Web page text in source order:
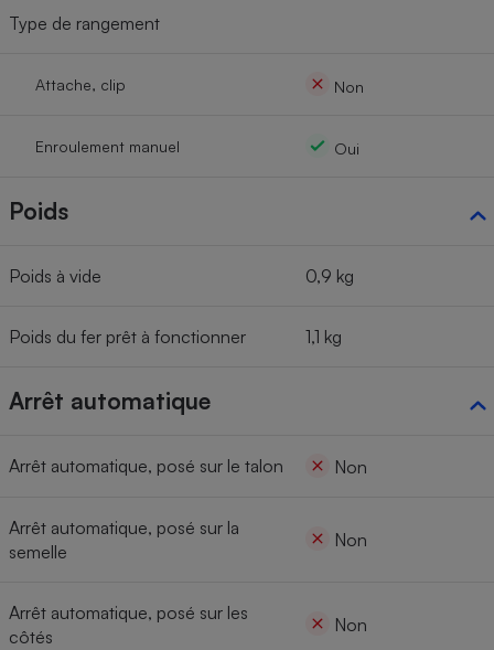
Type de rangement
Attache, clip Non
Enroulement manuel Oui
Poids
Poids à vide 0,9 kg
Poids du fer prêt à fonctionner 1,1 kg
Arrêt automatique
Arrêt automatique, posé sur le talon Non
Arrêt automatique, posé sur la
semelle
Non
Arrêt automatique, posé sur les
côtés
Non